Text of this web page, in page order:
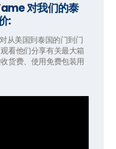
对我们的泰
:
从美国到泰国的门到门
看他们分享有关最大箱
货费、使用免费包装用